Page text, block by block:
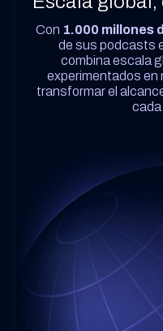
Con 1.000 millones
de sus podcasts
combina escala
experimentados en
transformar el
cada